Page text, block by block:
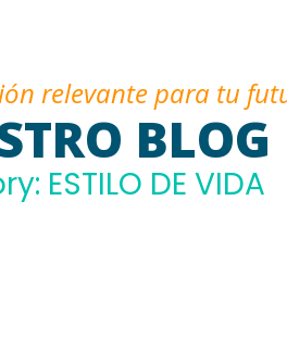
relevante para tu
BLOG
ESTILO DE VIDA